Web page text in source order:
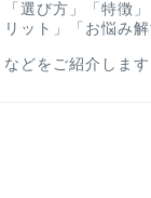
「選び方」「特徴
リット」「お悩み解
などをご紹介します